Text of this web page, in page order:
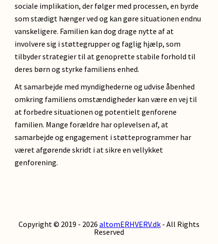
sociale implikation, der følger med processen, en byrde
som stædigt hænger ved og kan gøre situationen endnu
vanskeligere. Familien kan dog drage nytte af at
involvere sig i støttegrupper og faglig hjælp, som
tilbyder strategier til at genoprette stabile forhold til
deres børn og styrke familiens enhed.
At samarbejde med myndighederne og udvise åbenhed
omkring familiens omstændigheder kan være en vej til
at forbedre situationen og potentielt genforene
familien. Mange forældre har oplevelsen af, at
samarbejde og engagement i støtteprogrammer har
været afgørende skridt i at sikre en vellykket
genforening.
Copyright © 2019 - 2026 altomERHVERV.dk - All Rights
Reserved